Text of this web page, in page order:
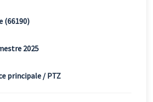
(66190)
2025
principale / PTZ